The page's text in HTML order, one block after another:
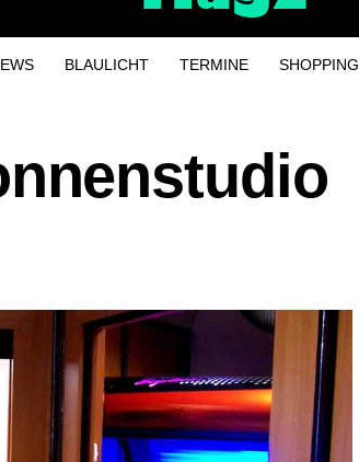
BLAULICHT TERMINE SHOPPING